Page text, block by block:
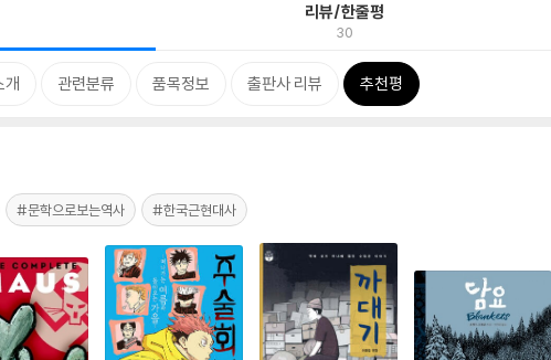
리뷰/한줄평
30
개 관련분류 품목정보 출판사 리뷰 추천평
#문학으로보는역사 #한국근현대사